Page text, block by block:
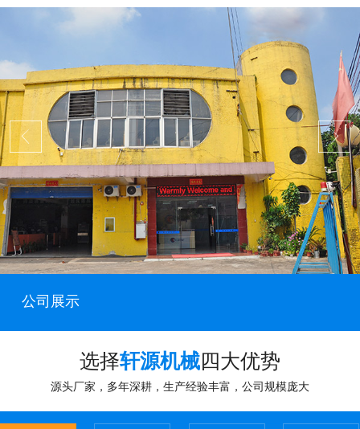
公司展示
选择轩源机械四大优势
源头厂家，多年深耕，生产经验丰富，公司规模庞大